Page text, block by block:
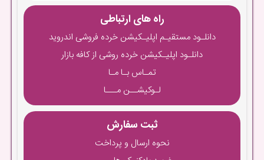
راه های ارتباطی
دانلـود مستقیـم اپلیـکیشن خرده فروشی اندروید
دانلـود اپلیـکیشن خرده روشی از کافه بازار
تمـاس بـا مـا
لـوکیشــن مـــا
ثبت سفارش
نحوه ارسال و پرداخت